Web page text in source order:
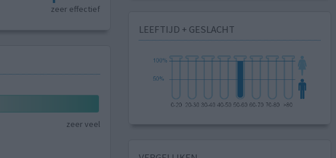
zeer effectief
zeer veel
LEEFTIJD + GESLACHT